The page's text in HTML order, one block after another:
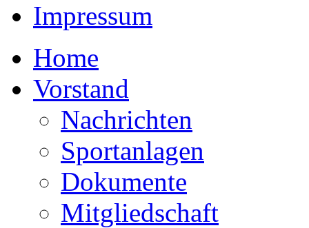
Impressum
Home
Vorstand
Nachrichten
Sportanlagen
Dokumente
Mitgliedschaft